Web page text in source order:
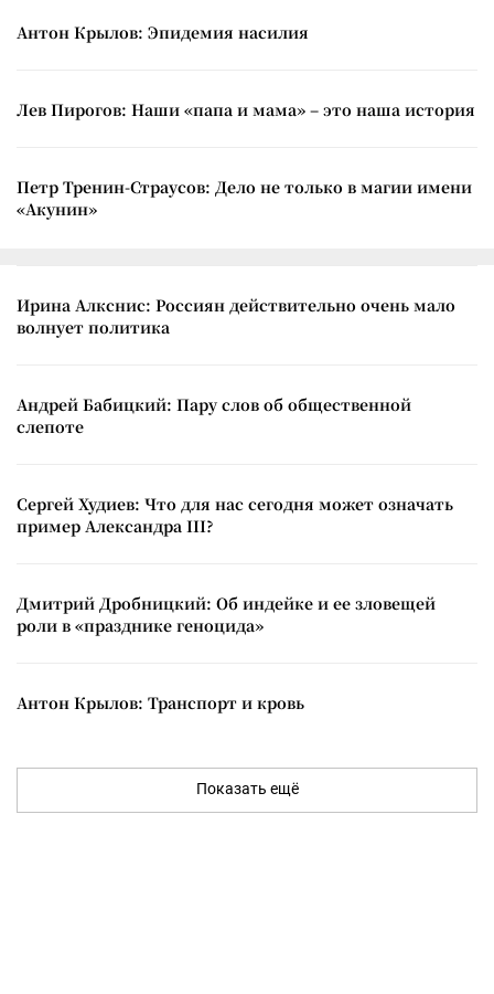
Антон Крылов: Эпидемия насилия
Лев Пирогов: Наши «папа и мама» – это наша история
Петр Тренин-Страусов: Дело не только в магии имени
«Акунин»
Ирина Алкснис: Россиян действительно очень мало
волнует политика
Андрей Бабицкий: Пару слов об общественной
слепоте
Сергей Худиев: Что для нас сегодня может означать
пример Александра III?
Дмитрий Дробницкий: Об индейке и ее зловещей
роли в «празднике геноцида»
Антон Крылов: Транспорт и кровь
Показать ещё